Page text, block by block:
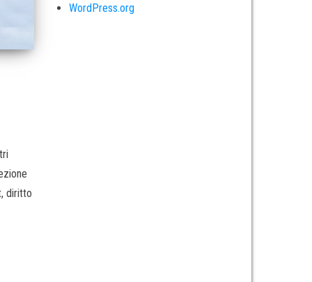
diritto
WordPress.org